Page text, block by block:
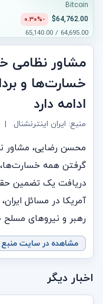
Bitcoin
$64,762.00
-۰.۳۰%
64,695.00 / 65,140.00
مشاور نظامی
خسارت‌ها و
ادامه دارد
منبع: ایران اینترنشنال |
محسن رضایی، مشاور
گرفتن همه
دریافت یک تضمین
آمریکا در مسائل
رهبر و نیروهای
مشاهده در سایت منبع
اخبار دیگر